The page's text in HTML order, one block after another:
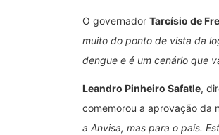
O governador Tarcísio de
muito do ponto de vista da
dengue e é um cenário que
Leandro Pinheiro Safatle,
comemorou a aprovação da
a Anvisa, mas para o país.